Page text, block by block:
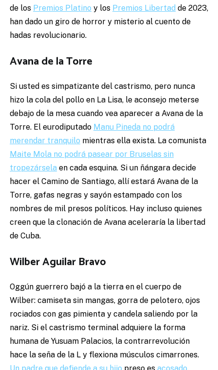
de los Premios Platino y los Premios Libertad de 2023,
han dado un giro de horror y misterio al cuento de
hadas revolucionario.
Avana de la Torre
Si usted es simpatizante del castrismo, pero nunca
hizo la cola del pollo en La Lisa, le aconsejo meterse
debajo de la mesa cuando vea aparecer a Avana de la
Torre. El eurodiputado Manu Pineda no podrá
merendar tranquilo mientras ella exista. La comunista
Maite Mola no podrá pasear por Bruselas sin
tropezársela en cada esquina. Si un ñángara decide
hacer el Camino de Santiago, allí estará Avana de la
Torre, gafas negras y sayón estampado con los
nombres de mil presos políticos. Hay incluso quienes
creen que la clonación de Avana aceleraría la libertad
de Cuba.
Wilber Aguilar Bravo
Oggún guerrero bajó a la tierra en el cuerpo de
Wilber: camiseta sin mangas, gorra de pelotero, ojos
rociados con gas pimienta y candela saliendo por la
nariz. Si el castrismo terminal adquiere la forma
humana de Yusuam Palacios, la contrarrevolución
hace la seña de la L y flexiona músculos cimarrones.